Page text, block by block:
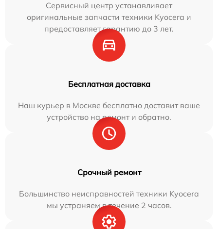
Сервисный центр устанавливает
оригинальные запчасти техники Kyocera и
предоставляет гарантию до 3 лет.
Бесплатная доставка
Наш курьер в Москве бесплатно доставит ваше
устройство на ремонт и обратно.
Срочный ремонт
Большинство неисправностей техники Kyocera
мы устраняем в течение 2 часов.